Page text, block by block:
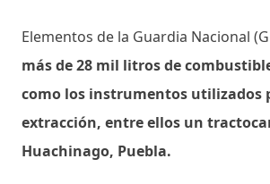
Elementos de la Guardia Nacional
más de 28 mil litros de
como los instrumentos utilizados
extracción, entre ellos un
Huachinago, Puebla.